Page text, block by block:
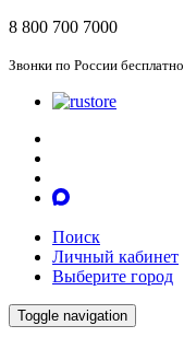
8 800 700 7000
Звонки по России бесплатно
Поиск
Личный кабинет
Выберите город
Toggle navigation